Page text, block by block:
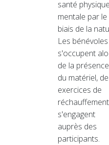
santé
mentale par le
biais de la
Les bénévoles
s'occupent
de la
du matériel,
exercices de
s'engagent
auprès des
participants.